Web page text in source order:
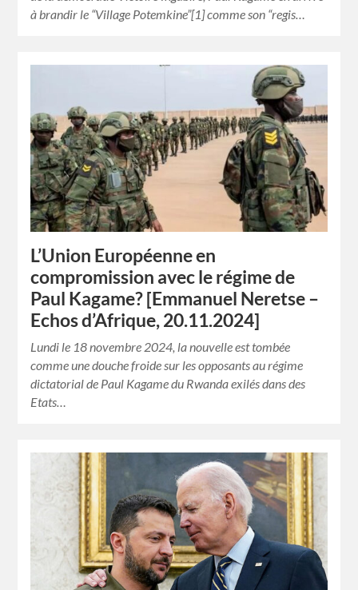
à brandir le “Village Potemkine”[1] comme son “regis…
L’Union Européenne en
compromission avec le régime de
Paul Kagame? [Emmanuel Neretse –
Echos d’Afrique, 20.11.2024]
Lundi le 18 novembre 2024, la nouvelle est tombée
comme une douche froide sur les opposants au régime
dictatorial de Paul Kagame du Rwanda exilés dans des
Etats…